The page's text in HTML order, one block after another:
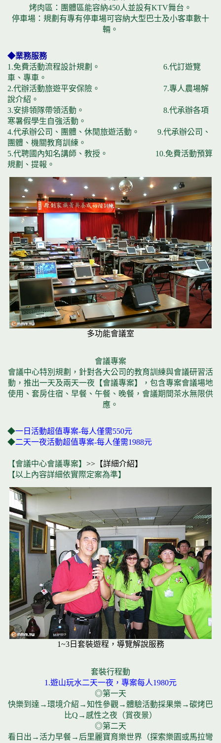
烤肉區：團體區能容納450人並設有KTV舞台。
停車場：規劃有專有停車場可容納大型巴士及小客車數十
輛。
◆業務服務
1.免費活動流程設計規劃。 6.代訂遊覽
車、專車。
2.代辦活動旅遊平安保險。 7.專人農場解
說介紹。
3.安排領隊帶領活動。 8.代承辦各項
寒暑假學生自強活動。
4.代承辦公司、團體、休閒旅遊活動。 9.代承辦公司、
團體、機關教育訓練。
5.代聘國內知名講師、教授。 10.免費活動預算
規劃、提報。
多功能會議室
會議專案
會議中心特別規劃，針對各大公司的教育訓練與會議研習活
動，推出一天及兩天一夜【會議專案】，包含專案會議場地
使用、套房住宿、早餐、午餐、晚餐，會議期間茶水無限供
應。
◆一日活動超值專案-每人僅需550元
◆二天一夜活動超值專案-每人僅需1988元
【會議中心會議專案】 >>【詳細介紹】
【以上內容詳細依實際定案為準】
1~3日套裝遊程，導覽解說服務
套裝行程動
1.遊山玩水二天一夜，專案每人1980元
◎第一天
快樂到達→環境介紹→知性參觀→體驗活動採果樂→碳烤巴
比Q→感性之夜（賞夜景）
◎第二天
看日出→活力早餐→后里麗寶育樂世界（探索樂園或馬拉彎